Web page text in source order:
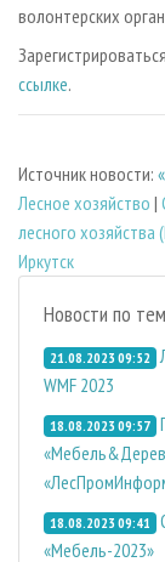
волонтерских
ссылке.
Источник новости:
Лесное хозяйство |
лесного хозяйства
Иркутск
Новости по
21.08.2023 09:52
WMF 2023
18.08.2023 09:57
18.08.2023 09:41
«Мебель-2023»